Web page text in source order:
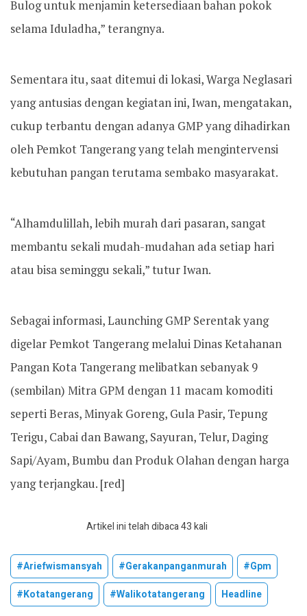
Bulog untuk menjamin ketersediaan bahan pokok
selama Iduladha,” terangnya.
Sementara itu, saat ditemui di lokasi, Warga Neglasari
yang antusias dengan kegiatan ini, Iwan, mengatakan,
cukup terbantu dengan adanya GMP yang dihadirkan
oleh Pemkot Tangerang yang telah mengintervensi
kebutuhan pangan terutama sembako masyarakat.
“Alhamdulillah, lebih murah dari pasaran, sangat
membantu sekali mudah-mudahan ada setiap hari
atau bisa seminggu sekali,” tutur Iwan.
Sebagai informasi, Launching GMP Serentak yang
digelar Pemkot Tangerang melalui Dinas Ketahanan
Pangan Kota Tangerang melibatkan sebanyak 9
(sembilan) Mitra GPM dengan 11 macam komoditi
seperti Beras, Minyak Goreng, Gula Pasir, Tepung
Terigu, Cabai dan Bawang, Sayuran, Telur, Daging
Sapi/Ayam, Bumbu dan Produk Olahan dengan harga
yang terjangkau. [red]
Artikel ini telah dibaca 43 kali
#ariefwismansyah #gerakanpanganmurah
#gpm
#kotatangerang
#walikotatangerang Headline